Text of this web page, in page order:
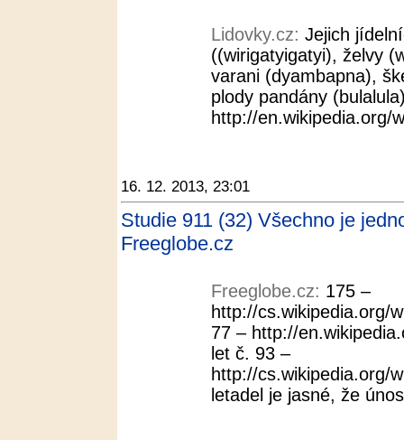
Lidovky.cz: Jejich
((wirigatyigatyi), želvy
varani (dyambapna),
plody pandány
http://en.wikipedia.org/
16. 12. 2013, 23:01
Studie 911 (32) Všechno je
Freeglobe.cz
Freeglobe.cz: 175 –
http://cs.wikipedia.org/
77 – http://
let č. 93 –
http://cs.wikipedia.org/
letadel je jasné, že